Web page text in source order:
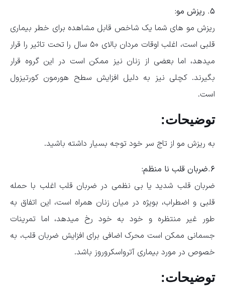
۵. ریزش مو:
ریزش مو های شما یک شاخص قابل مشاهده برای خطر بیماری
قلبی است، اغلب اوقات مردان بالای ۵۰ سال را تحت تاثیر را قرار
میدهد، اما بعضی از زنان نیز ممکن است در این گروه قرار
بگیرند. کچلی نیز به دلیل افزایش سطح هورمون کورتیزول
است.
توضیحات:
به ریزش مو از تاج سر خود توجه بسیار داشته باشید.
۶.ضربان قلب نا منظم:
ضربان قلب شدید یا بی نظمی در ضربان قلب اغلب با حمله
قلبی و اضطراب، بویژه در میان زنان همراه است، این اتفاق به
طور غیر منتظره و خود به خود رخ میدهد، اما تمرینات
جسمانی ممکن است محرک اضافی برای افزایش ضربان قلب، به
خصوص در مورد بیماری آترواسکروروز باشد.
توضیحات: